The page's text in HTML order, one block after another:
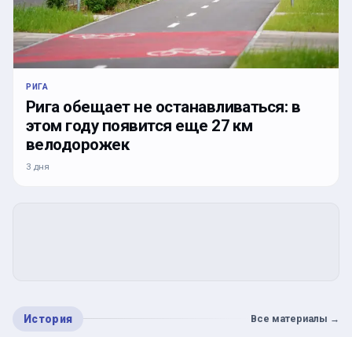
РИГА
Рига обещает не останавливаться: в
этом году появится еще 27 км
велодорожек
3 дня
История Все материалы →